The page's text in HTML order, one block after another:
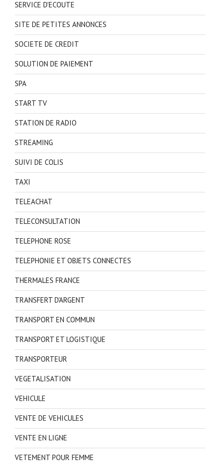
SERVICE D'ECOUTE
SITE DE PETITES ANNONCES
SOCIETE DE CREDIT
SOLUTION DE PAIEMENT
SPA
START TV
STATION DE RADIO
STREAMING
SUIVI DE COLIS
TAXI
TELEACHAT
TELECONSULTATION
TELEPHONE ROSE
TELEPHONIE ET OBJETS CONNECTES
THERMALES FRANCE
TRANSFERT D'ARGENT
TRANSPORT EN COMMUN
TRANSPORT ET LOGISTIQUE
TRANSPORTEUR
VEGETALISATION
VEHICULE
VENTE DE VEHICULES
VENTE EN LIGNE
VETEMENT POUR FEMME